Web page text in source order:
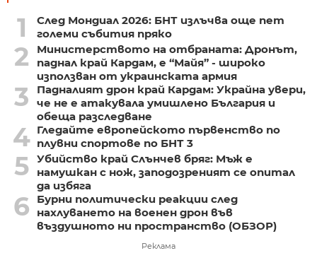
1
След Мондиал 2026: БНТ излъчва още пет
големи събития пряко
2
Министерството на отбраната: Дронът,
паднал край Кардам, е “Майя” - широко
използван от украинската армия
3
Падналият дрон край Кардам: Украйна увери,
че не е атакувала умишлено България и
обеща разследване
4 Гледайте европейското първенство по
плувни спортове по БНТ 3
5 Убийство край Слънчев бряг: Мъж е
намушкан с нож, заподозреният се опитал
да избяга
6
Бурни политически реакции след
нахлуването на военен дрон във
въздушното ни пространство (ОБЗОР)
Реклама